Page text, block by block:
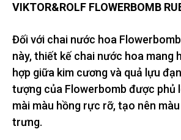
VIKTOR&ROLF FLOWERBOMB
Đối với chai nước hoa
này, thiết kế chai nước hoa mang
hợp giữa kim cương và quả lựu
tượng của Flowerbomb được phủ
mài màu hồng rực rỡ, tạo nên
trưng.